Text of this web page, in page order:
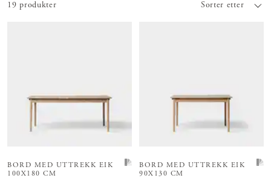
19 produkter Sorter etter
BORD MED UTTREKK EIK
100X180 CM
BORD MED UTTREKK EIK
90X130 CM